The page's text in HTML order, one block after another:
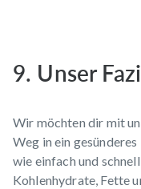
9. Unser
Wir möchten dir mit
Weg in ein
wie einfach und
Kohlenhydrate, Fette